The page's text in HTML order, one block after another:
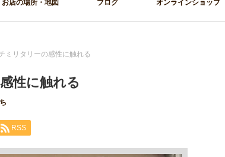
お店の場所・地図 ブログ オンラインショップ
ミリタリーの感性に触れる
性に触れる
RSS